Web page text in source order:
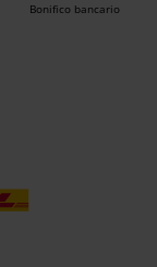
Bonifico bancario